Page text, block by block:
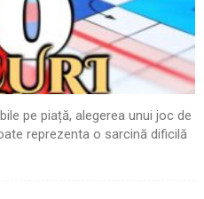
pe piață, alegerea unui joc de
reprezenta o sarcină dificilă